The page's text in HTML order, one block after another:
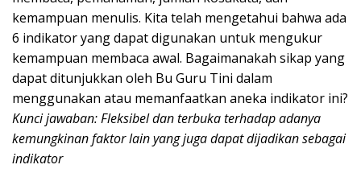
kemampuan menulis. Kita telah mengetahui bahwa ada
6 indikator yang dapat digunakan untuk mengukur
kemampuan membaca awal. Bagaimanakah sikap yang
dapat ditunjukkan oleh Bu Guru Tini dalam
menggunakan atau memanfaatkan aneka indikator ini?
Kunci jawaban: Fleksibel dan terbuka terhadap adanya
kemungkinan faktor lain yang juga dapat dijadikan sebagai
indikator